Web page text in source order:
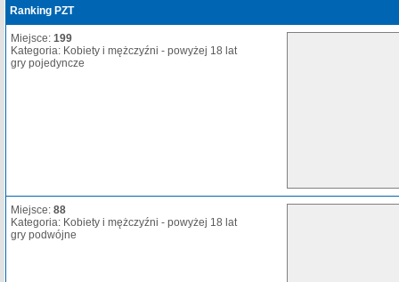
Ranking PZT
Miejsce: 199
Kategoria: Kobiety i mężczyźni - powyżej 18 lat
gry pojedyncze
Miejsce: 88
Kategoria: Kobiety i mężczyźni - powyżej 18 lat
gry podwójne